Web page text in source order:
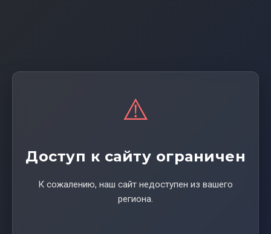
⚠️
Доступ к сайту ограничен
К сожалению, наш сайт недоступен из вашего
региона.